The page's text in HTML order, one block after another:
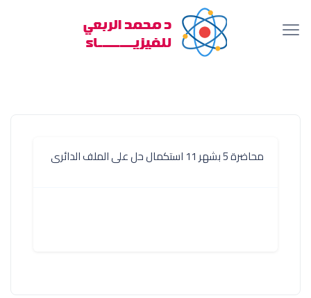
محاضرة 5 بشهر 11 استكمال حل على الملف الدائرى